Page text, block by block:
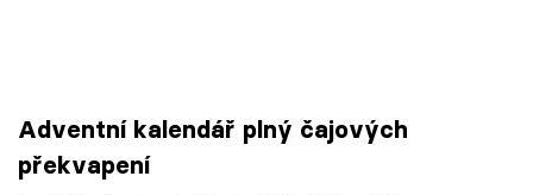
Adventní kalendář plný čajových
překvapení